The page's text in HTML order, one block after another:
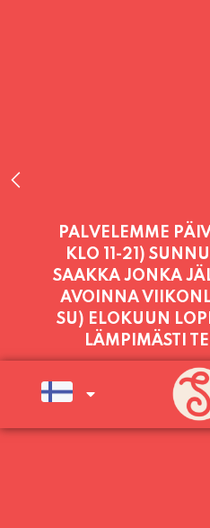
TORSTAI
PALVELEMME
KLO 11-21)
SAAKKA JONKA
AVOINNA
SU) ELOKUUN
LÄMPIMÄSTI